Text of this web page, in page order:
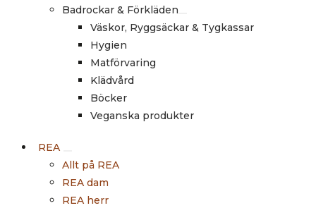
Badrockar & Förkläden
Väskor, Ryggsäckar & Tygkassar
Hygien
Matförvaring
Klädvård
Böcker
Veganska produkter
REA
Allt på REA
REA dam
REA herr